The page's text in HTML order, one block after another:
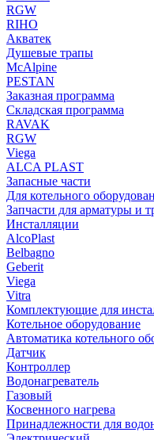
RGW
RIHO
Акватек
Душевые трапы
McAlpine
PESTAN
Заказная программа
Складская программа
RAVAK
RGW
Viega
АLCA PLAST
Запасные части
Для котельного
Запчасти для арматуры и
Инсталляции
AlcoPlast
Belbagno
Geberit
Viega
Vitra
Комплектующие для
Котельное оборудование
Автоматика котельного
Датчик
Контроллер
Водонагреватель
Газовый
Косвенного нагрева
Принадлежности для